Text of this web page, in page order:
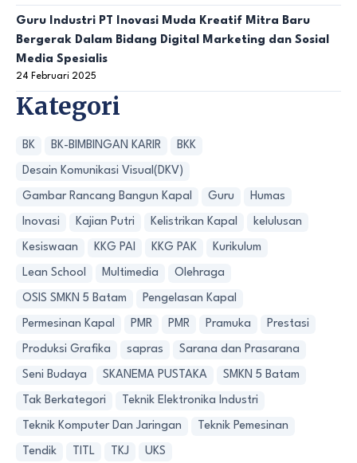
Guru Industri PT Inovasi Muda Kreatif Mitra Baru
Bergerak Dalam Bidang Digital Marketing dan Sosial
Media Spesialis
24 Februari 2025
Kategori
BK BK-BIMBINGAN KARIR BKK
Desain Komunikasi Visual(DKV)
Gambar Rancang Bangun Kapal Guru Humas
Inovasi Kajian Putri Kelistrikan Kapal kelulusan
Kesiswaan KKG PAI KKG PAK Kurikulum
Lean School Multimedia Olehraga
OSIS SMKN 5 Batam Pengelasan Kapal
Permesinan Kapal PMR PMR Pramuka Prestasi
Produksi Grafika sapras Sarana dan Prasarana
Seni Budaya SKANEMA PUSTAKA SMKN 5 Batam
Tak Berkategori Teknik Elektronika Industri
Teknik Komputer Dan Jaringan Teknik Pemesinan
Tendik TITL TKJ UKS